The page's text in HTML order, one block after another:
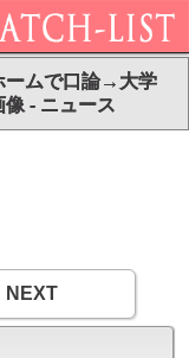
ームで口論→大学
- ニュース
NEXT